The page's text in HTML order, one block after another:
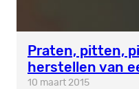
Praten, pitten,
herstellen van
10 maart 2015